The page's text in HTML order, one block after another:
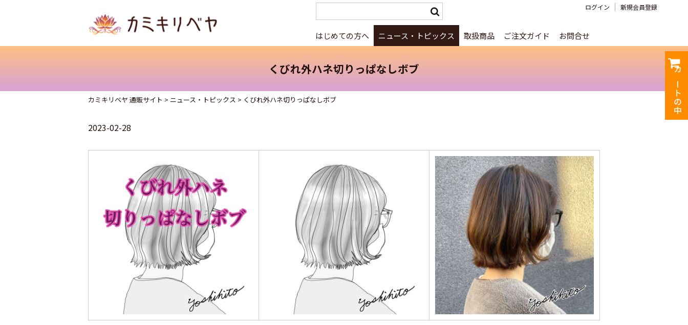
はじめての方へ ニュース・トピックス 取扱商品 ご注文ガイド お問合せ
ログイン 新規会員登録
カートの中
くびれ外ハネ切りっぱなしボブ
カミキリベヤ 通販サイト > ニュース・トピックス > くびれ外ハネ切りっぱなしボブ
2023-02-28